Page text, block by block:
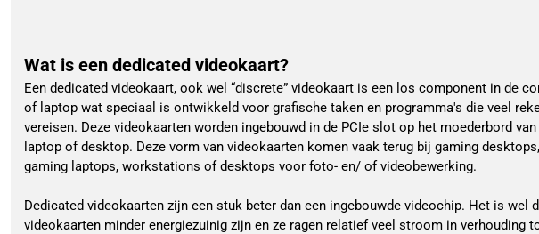
Wat is een dedicated videokaart?
Een dedicated videokaart, ook wel “discrete” videokaart is een los component in de
of laptop wat speciaal is ontwikkeld voor grafische taken en programma's die veel
vereisen. Deze videokaarten worden ingebouwd in de PCIe slot op het moederbord van
laptop of desktop. Deze vorm van videokaarten komen vaak terug bij gaming desktops,
gaming laptops, workstations of desktops voor foto- en/ of videobewerking.
Dedicated videokaarten zijn een stuk beter dan een ingebouwde videochip. Het is wel
videokaarten minder energiezuinig zijn en ze ragen relatief veel stroom in verhouding